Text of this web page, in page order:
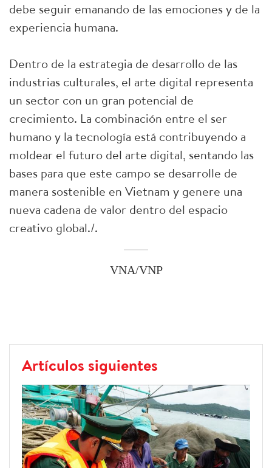
debe seguir emanando de las emociones y de la
experiencia humana.
Dentro de la estrategia de desarrollo de las
industrias culturales, el arte digital representa
un sector con un gran potencial de
crecimiento. La combinación entre el ser
humano y la tecnología está contribuyendo a
moldear el futuro del arte digital, sentando las
bases para que este campo se desarrolle de
manera sostenible en Vietnam y genere una
nueva cadena de valor dentro del espacio
creativo global./.
VNA/VNP
Artículos siguientes